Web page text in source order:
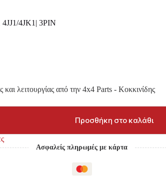
4JK1| 3PIN
και λειτουργίας από την 4x4 Parts - Κοκκινίδης
Προσθήκη στο καλάθι
Ασφαλείς πληρωμές με κάρτα